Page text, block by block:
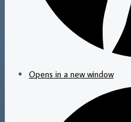
Opens in a new window